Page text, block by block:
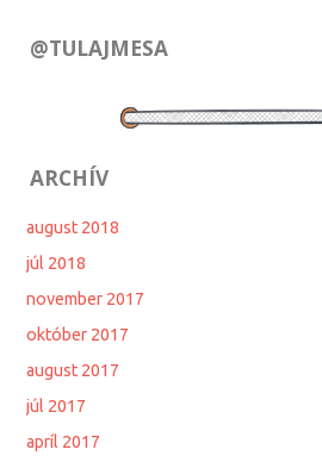
@TULAJMESA
ARCHÍV
august 2018
júl 2018
november 2017
október 2017
august 2017
júl 2017
apríl 2017